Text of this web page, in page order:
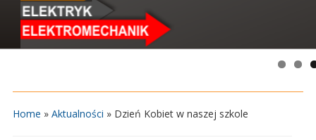
Home » Aktualności » Dzień Kobiet w naszej szkole